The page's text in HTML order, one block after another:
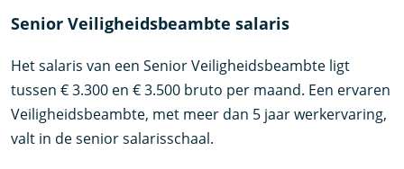
Senior Veiligheidsbeambte salaris
Het salaris van een Senior Veiligheidsbeambte ligt
tussen € 3.300 en € 3.500 bruto per maand. Een ervaren
Veiligheidsbeambte, met meer dan 5 jaar werkervaring,
valt in de senior salarisschaal.